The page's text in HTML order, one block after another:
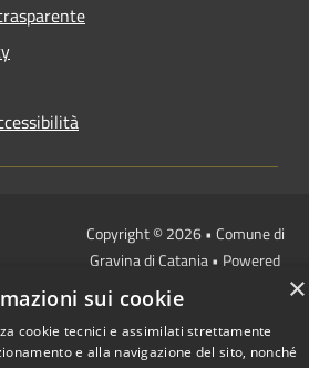
Copyright © 2026 • Comune di
Gravina di Catania • Powered
by
Municipium
redazione
×
sui cookie
cookie tecnici e assimilati strettamente
e alla navigazione del sito, nonché